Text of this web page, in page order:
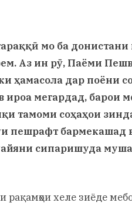
у
с
р
а
в
мо ба
Аз ин рӯ, Паёми
ҳамасола дар поёни
ироа мегардад, барои
тамоми соҳаҳои
пешрафт бармекашад
сипаришуда
рақамҳои хеле зиёде